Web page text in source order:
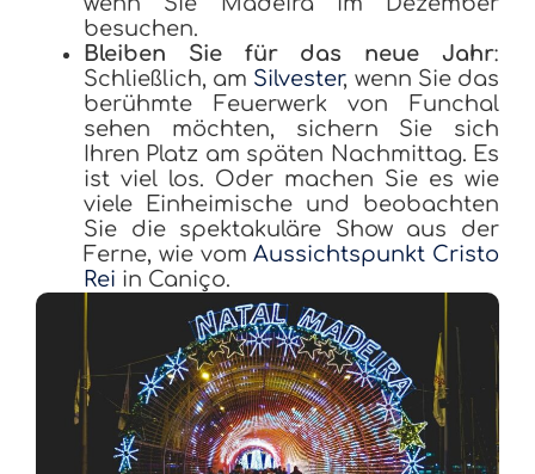
besuchen.
Bleiben Sie für das neue Jahr:
Schließlich, am Silvester, wenn Sie das
berühmte Feuerwerk von Funchal
sehen möchten, sichern Sie sich
Ihren Platz am späten Nachmittag. Es
ist viel los. Oder machen Sie es wie
viele Einheimische und beobachten
Sie die spektakuläre Show aus der
Ferne, wie vomAussichtspunkt Cristo
Rei in Caniço.